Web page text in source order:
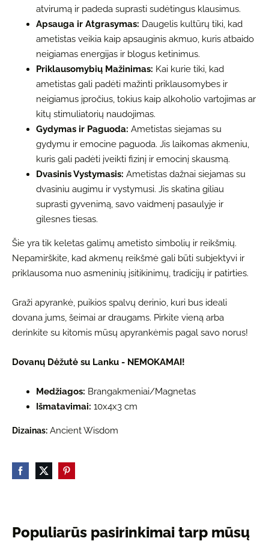
atvirumą ir padeda suprasti sudėtingus klausimus.
Apsauga ir Atgrasymas: Daugelis kultūrų tiki, kad
ametistas veikia kaip apsauginis akmuo, kuris atbaido
neigiamas energijas ir blogus ketinimus.
Priklausomybių Mažinimas: Kai kurie tiki, kad
ametistas gali padėti mažinti priklausomybes ir
neigiamus įpročius, tokius kaip alkoholio vartojimas ar
kitų stimuliatorių naudojimas.
Gydymas ir Paguoda: Ametistas siejamas su
gydymu ir emocine paguoda. Jis laikomas akmeniu,
kuris gali padėti įveikti fizinį ir emocinį skausmą.
Dvasinis Vystymasis: Ametistas dažnai siejamas su
dvasiniu augimu ir vystymusi. Jis skatina giliau
suprasti gyvenimą, savo vaidmenį pasaulyje ir
gilesnes tiesas.
Šie yra tik keletas galimų ametisto simbolių ir reikšmių.
Nepamirškite, kad akmenų reikšmė gali būti subjektyvi ir
priklausoma nuo asmeninių įsitikinimų, tradicijų ir patirties.
Graži apyrankė, puikios spalvų derinio, kuri bus ideali
dovana jums, šeimai ar draugams. Pirkite vieną arba
derinkite su kitomis mūsų apyrankėmis pagal savo norus!
Dovanų Dėžutė su Lanku - NEMOKAMAI!
Medžiagos: Brangakmeniai/Magnetas
Išmatavimai: 10x4x3 cm
Dizainas: Ancient Wisdom
Populiarūs pasirinkimai tarp mūsų